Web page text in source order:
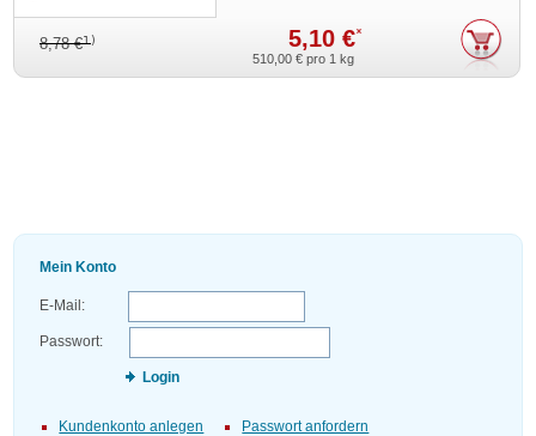
8,78 €1) 5,10 €*
510,00 € pro 1 kg
Mein Konto
E-Mail:
Passwort:
Login
Kundenkonto anlegen Passwort anfordern